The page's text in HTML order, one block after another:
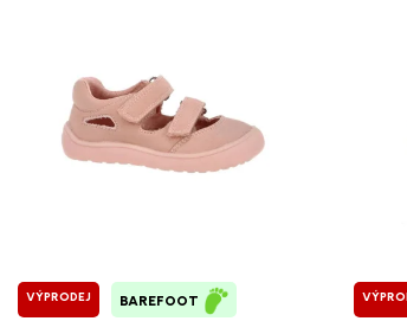
VÝPRODEJ BAREFOOT